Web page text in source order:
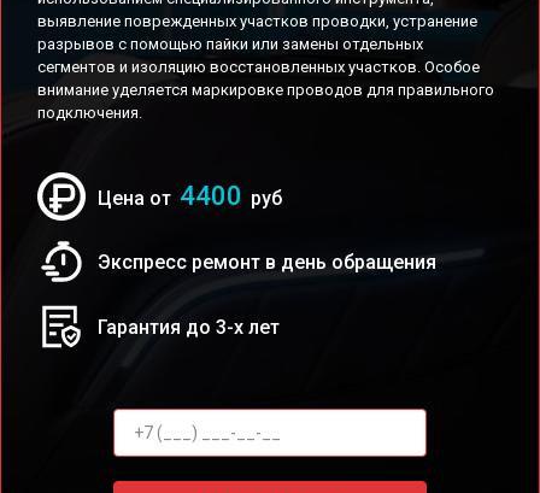
выявление поврежденных участков проводки, устранение
разрывов с помощью пайки или замены отдельных
сегментов и изоляцию восстановленных участков. Особое
внимание уделяется маркировке проводов для правильного
подключения.
Цена от 4400 руб
Экспресс ремонт в день обращения
Гарантия до 3-х лет